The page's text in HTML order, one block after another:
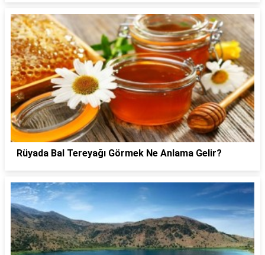
Rüyada Bal Tereyağı Görmek Ne Anlama Gelir?